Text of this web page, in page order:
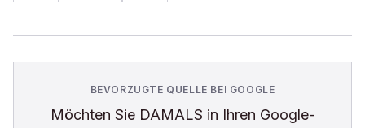
BEVORZUGTE QUELLE BEI GOOGLE
Möchten Sie DAMALS in Ihren Google-